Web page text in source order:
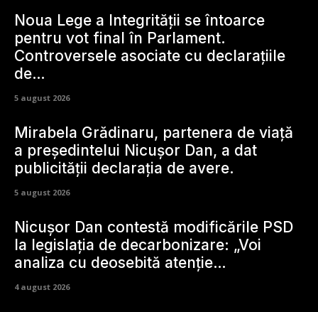
Noua Lege a Integrității se întoarce
pentru vot final în Parlament.
Controversele asociate cu declarațiile
de…
5 august 2026
Mirabela Grădinaru, partenera de viață
a președintelui Nicușor Dan, a dat
publicității declarația de avere.
5 august 2026
Nicușor Dan contestă modificările PSD
la legislația de decarbonizare: „Voi
analiza cu deosebită atenție…
4 august 2026